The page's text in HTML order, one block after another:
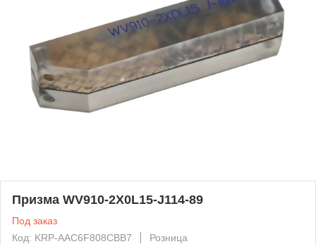
Призма WV910-2X0L15-J114-89
Под заказ
Код: KRP-AAC6F808CBB7
Розница